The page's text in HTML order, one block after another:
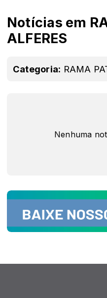
Notícias em
ALFERES
Categoria: RAMA
Nenhuma